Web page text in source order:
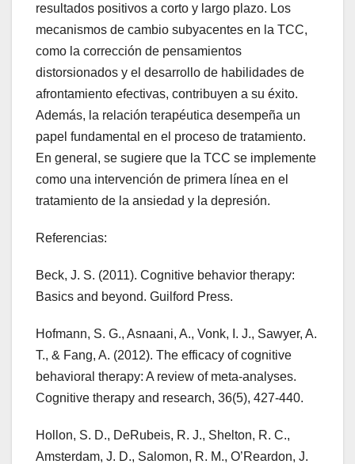
resultados positivos a corto y largo plazo. Los
mecanismos de cambio subyacentes en la TCC,
como la corrección de pensamientos
distorsionados y el desarrollo de habilidades de
afrontamiento efectivas, contribuyen a su éxito.
Además, la relación terapéutica desempeña un
papel fundamental en el proceso de tratamiento.
En general, se sugiere que la TCC se implemente
como una intervención de primera línea en el
tratamiento de la ansiedad y la depresión.
Referencias:
Beck, J. S. (2011). Cognitive behavior therapy:
Basics and beyond. Guilford Press.
Hofmann, S. G., Asnaani, A., Vonk, I. J., Sawyer, A.
T., & Fang, A. (2012). The efficacy of cognitive
behavioral therapy: A review of meta-analyses.
Cognitive therapy and research, 36(5), 427-440.
Hollon, S. D., DeRubeis, R. J., Shelton, R. C.,
Amsterdam, J. D., Salomon, R. M., O’Reardon, J.